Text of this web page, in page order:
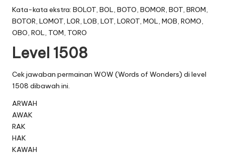
Kata-kata ekstra: BOLOT, BOL, BOTO, BOMOR, BOT, BROM,
BOTOR, LOMOT, LOR, LOB, LOT, LOROT, MOL, MOB, ROMO,
OBO, ROL, TOM, TORO
Level 1508
Cek jawaban permainan WOW (Words of Wonders) di level
1508 dibawah ini.
ARWAH
AWAK
RAK
HAK
KAWAH